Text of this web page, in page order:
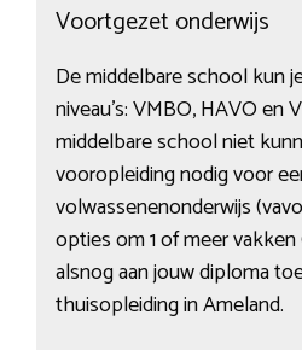
Voortgezet onderwijs
De middelbare school kun
niveau’s: VMBO, HAVO en
middelbare school niet
vooropleiding nodig voor
volwassenenonderwijs
opties om 1 of meer
alsnog aan jouw diploma
thuisopleiding in Ameland.